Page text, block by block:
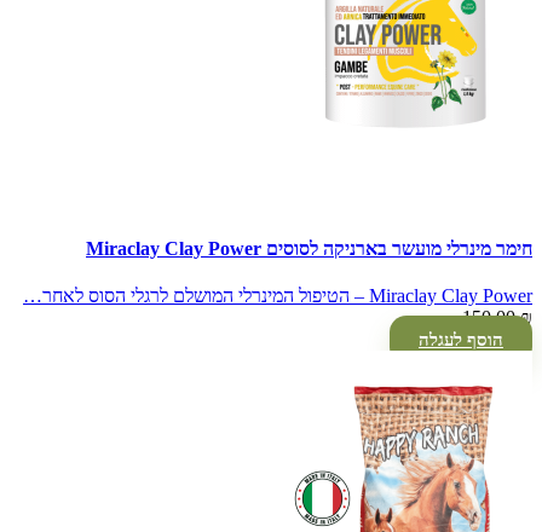
חימר מינרלי מועשר בארניקה לסוסים Miraclay Clay Power
Miraclay Clay Power – הטיפול המינרלי המושלם לרגלי הסוס לאחר…
150.00₪
הוסף לעגלה